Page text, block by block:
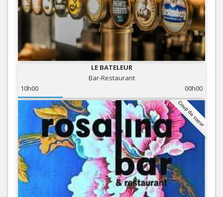
LE BATELEUR
Bar-Restaurant
10h00
00h00
Coup de coeur